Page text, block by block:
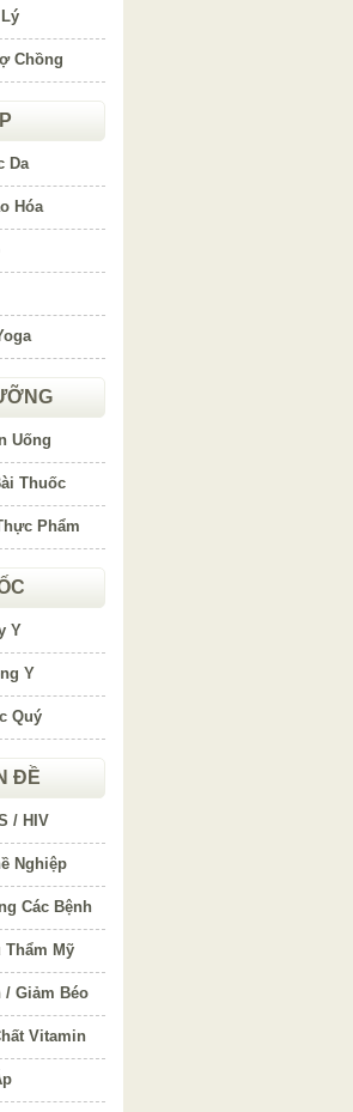
Chồng
Da
Hóa
Uống
Thuốc
Phẩm
Y
Y
Quý
ĐỀ
/ HIV
Nghiệp
Các Bệnh
Thẩm Mỹ
/ Giảm Béo
Vitamin